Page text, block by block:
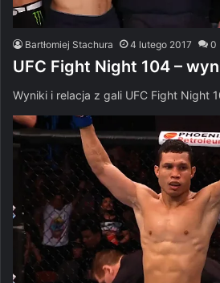
Bartłomiej Stachura 4 lutego 2017 0
UFC Fight Night 104 –
Wyniki i relacja z gali UFC Fight Night